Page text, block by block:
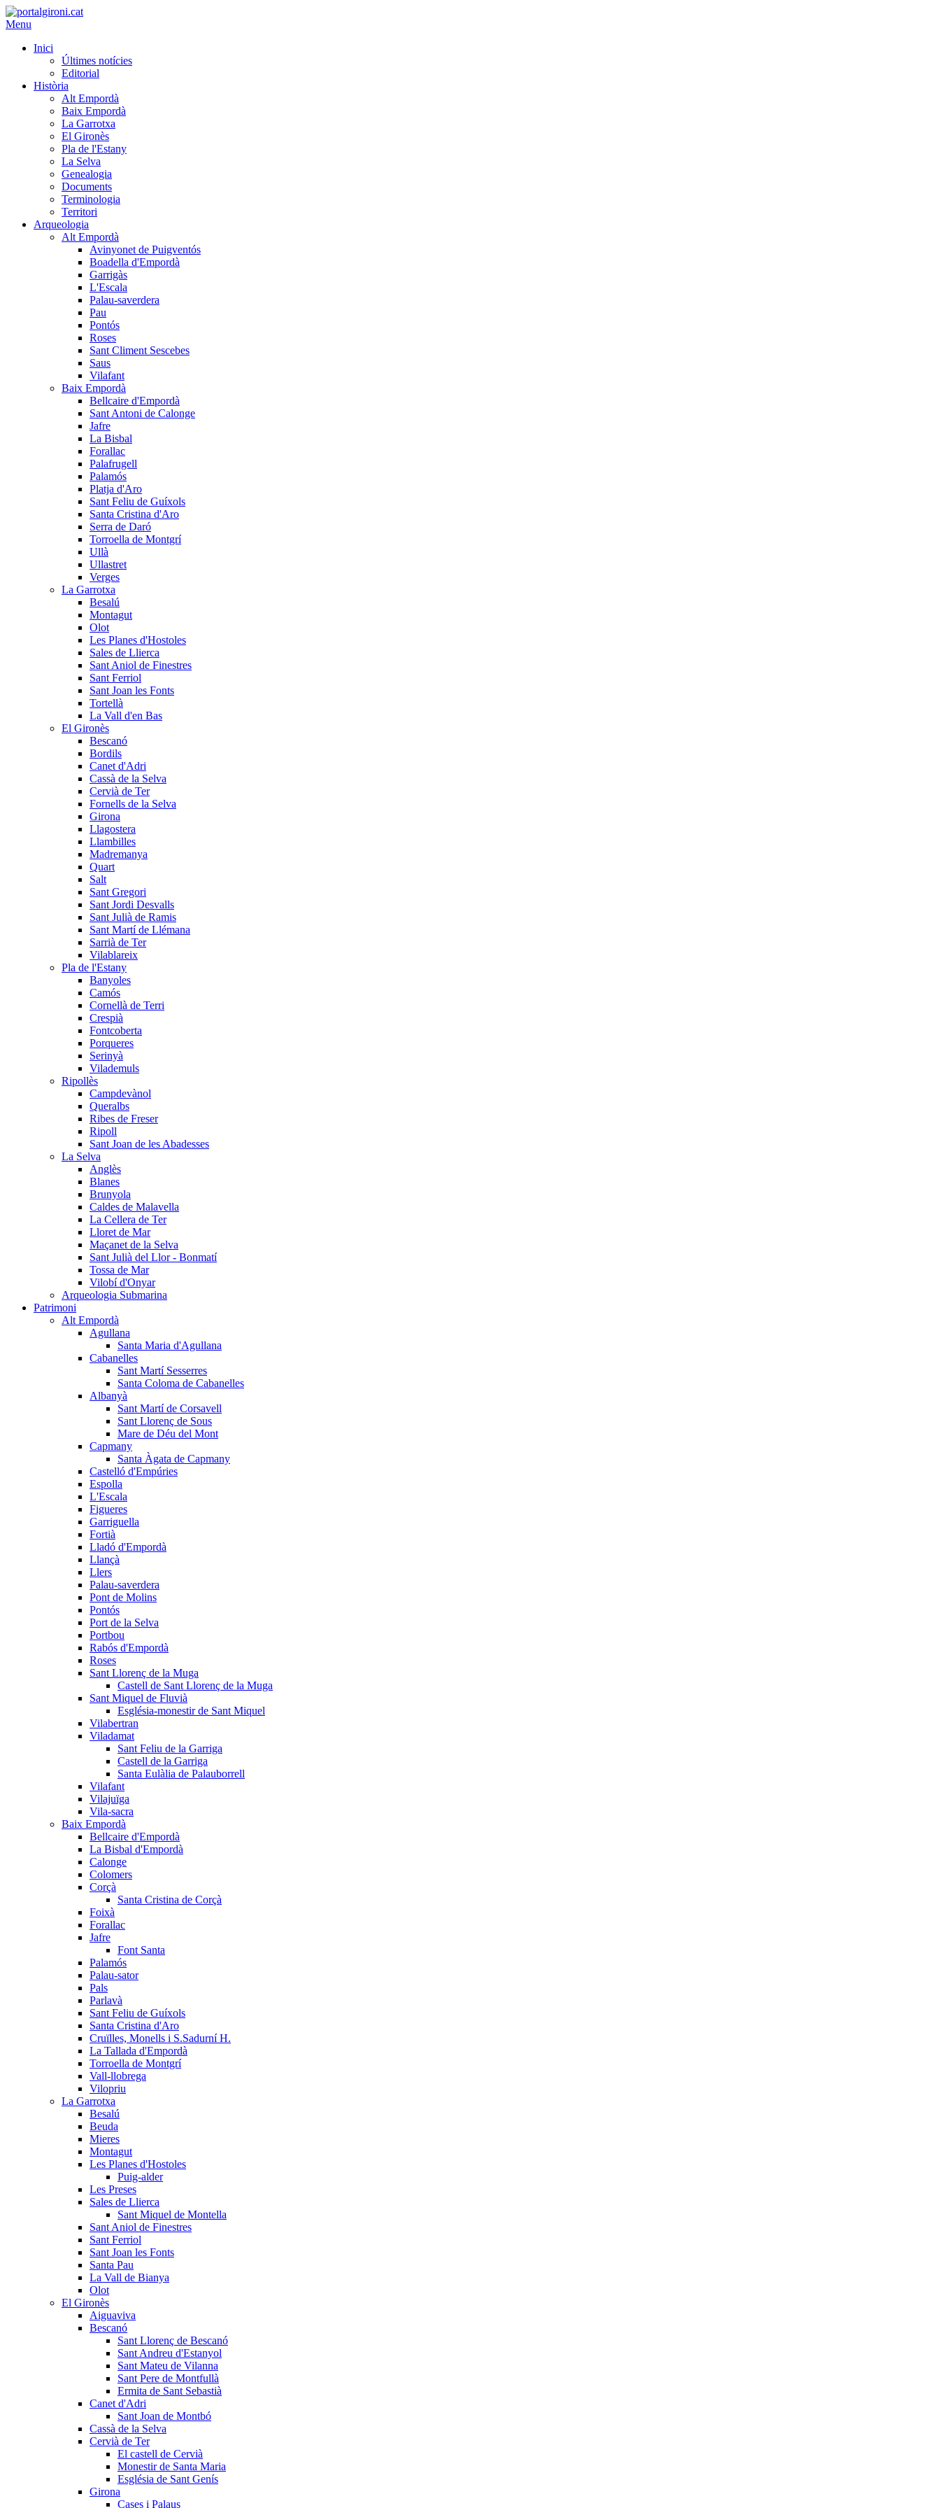
Menu
Inici
Últimes notícies
Editorial
Història
Alt Empordà
Baix Empordà
La Garrotxa
El Gironès
Pla de l'Estany
La Selva
Genealogia
Documents
Terminologia
Territori
Arqueologia
Alt Empordà
Avinyonet de Puigventós
Boadella d'Empordà
Garrigàs
L'Escala
Palau-saverdera
Pau
Pontós
Roses
Sant Climent Sescebes
Saus
Vilafant
Baix Empordà
Bellcaire d'Empordà
Sant Antoni de Calonge
Jafre
La Bisbal
Forallac
Palafrugell
Palamós
Platja d'Aro
Sant Feliu de Guíxols
Santa Cristina d'Aro
Serra de Daró
Torroella de Montgrí
Ullà
Ullastret
Verges
La Garrotxa
Besalú
Montagut
Olot
Les Planes d'Hostoles
Sales de Llierca
Sant Aniol de Finestres
Sant Ferriol
Sant Joan les Fonts
Tortellà
La Vall d'en Bas
El Gironès
Bescanó
Bordils
Canet d'Adri
Cassà de la Selva
Cervià de Ter
Fornells de la Selva
Girona
Llagostera
Llambilles
Madremanya
Quart
Salt
Sant Gregori
Sant Jordi Desvalls
Sant Julià de Ramis
Sant Martí de Llémana
Sarrià de Ter
Vilablareix
Pla de l'Estany
Banyoles
Camós
Cornellà de Terri
Crespià
Fontcoberta
Porqueres
Serinyà
Vilademuls
Ripollès
Campdevànol
Queralbs
Ribes de Freser
Ripoll
Sant Joan de les Abadesses
La Selva
Anglès
Blanes
Brunyola
Caldes de Malavella
La Cellera de Ter
Lloret de Mar
Maçanet de la Selva
Sant Julià del Llor - Bonmatí
Tossa de Mar
Vilobí d'Onyar
Arqueologia Submarina
Patrimoni
Alt Empordà
Agullana
Santa Maria d'Agullana
Cabanelles
Sant Martí Sesserres
Santa Coloma de Cabanelles
Albanyà
Sant Martí de Corsavell
Sant Llorenç de Sous
Mare de Déu del Mont
Capmany
Santa Àgata de Capmany
Castelló d'Empúries
Espolla
L'Escala
Figueres
Garriguella
Fortià
Lladó d'Empordà
Llançà
Llers
Palau-saverdera
Pont de Molins
Pontós
Port de la Selva
Portbou
Rabós d'Empordà
Roses
Sant Llorenç de la Muga
Castell de Sant Llorenç de la Muga
Sant Miquel de Fluvià
Església-monestir de Sant Miquel
Vilabertran
Viladamat
Sant Feliu de la Garriga
Castell de la Garriga
Santa Eulàlia de Palauborrell
Vilafant
Vilajuïga
Vila-sacra
Baix Empordà
Bellcaire d'Empordà
La Bisbal d'Empordà
Calonge
Colomers
Corçà
Santa Cristina de Corçà
Foixà
Forallac
Jafre
Font Santa
Palamós
Palau-sator
Pals
Parlavà
Sant Feliu de Guíxols
Santa Cristina d'Aro
Cruïlles, Monells i S.Sadurní H.
La Tallada d'Empordà
Torroella de Montgrí
Vall-llobrega
Vilopriu
La Garrotxa
Besalú
Beuda
Mieres
Montagut
Les Planes d'Hostoles
Puig-alder
Les Preses
Sales de Llierca
Sant Miquel de Montella
Sant Aniol de Finestres
Sant Ferriol
Sant Joan les Fonts
Santa Pau
La Vall de Bianya
Olot
El Gironès
Aiguaviva
Bescanó
Sant Llorenç de Bescanó
Sant Andreu d'Estanyol
Sant Mateu de Vilanna
Sant Pere de Montfullà
Ermita de Sant Sebastià
Canet d'Adri
Sant Joan de Montbó
Cassà de la Selva
Cervià de Ter
El castell de Cervià
Monestir de Santa Maria
Església de Sant Genís
Girona
Cases i Palaus